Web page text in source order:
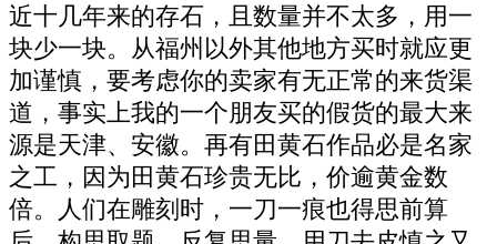
近十几年来的存石，且数量并不太多，用一
块少一块。从福州以外其他地方买时就应更
加谨慎，要考虑你的卖家有无正常的来货渠
道，事实上我的一个朋友买的假货的最大来
源是天津、安徽。再有田黄石作品必是名家
之工，因为田黄石珍贵无比，价逾黄金数
倍。人们在雕刻时，一刀一痕也得思前算